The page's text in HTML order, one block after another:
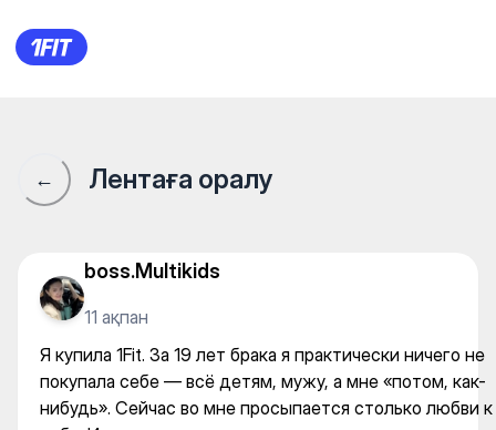
Я купила 1Fit. За 19 лет
← Лентаға оралу
boss.Multikids
11 ақпан
Я купила 1Fit. За 19 лет брака я практически ничего не
покупала себе — всё детям, мужу, а мне «потом, как-
нибудь». Сейчас во мне просыпается столько любви к